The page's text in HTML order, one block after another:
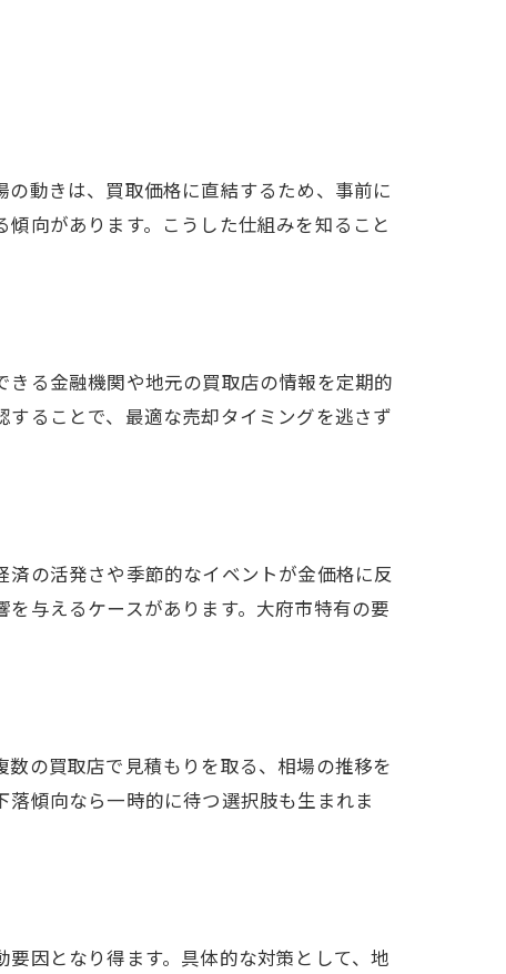
動きは、買取価格に直結するため、事前に
向があります。こうした仕組みを知ること
る金融機関や地元の買取店の情報を定期的
ることで、最適な売却タイミングを逃さず
の活発さや季節的なイベントが金価格に反
与えるケースがあります。大府市特有の要
の買取店で見積もりを取る、相場の推移を
傾向なら一時的に待つ選択肢も生まれま
因となり得ます。具体的な対策として、地